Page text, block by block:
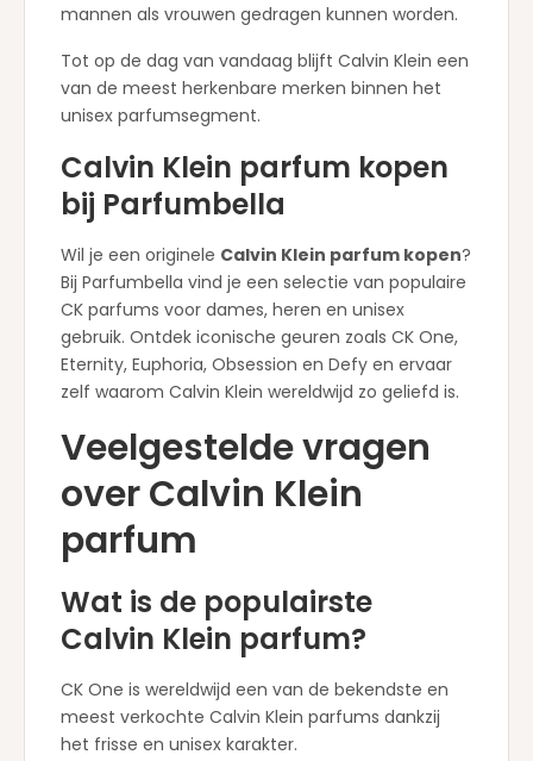
mannen als vrouwen gedragen kunnen worden.
Tot op de dag van vandaag blijft Calvin Klein een
van de meest herkenbare merken binnen het
unisex parfumsegment.
Calvin Klein parfum kopen
bij Parfumbella
Wil je een originele Calvin Klein parfum kopen?
Bij Parfumbella vind je een selectie van populaire
CK parfums voor dames, heren en unisex
gebruik. Ontdek iconische geuren zoals CK One,
Eternity, Euphoria, Obsession en Defy en ervaar
zelf waarom Calvin Klein wereldwijd zo geliefd is.
Veelgestelde vragen
over Calvin Klein
parfum
Wat is de populairste
Calvin Klein parfum?
CK One is wereldwijd een van de bekendste en
meest verkochte Calvin Klein parfums dankzij
het frisse en unisex karakter.